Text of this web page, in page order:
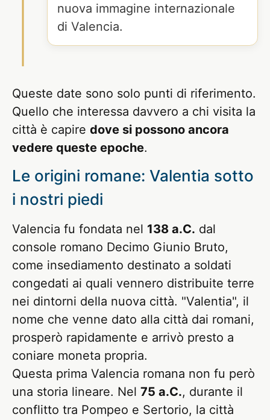
nuova immagine internazionale
di Valencia.
Queste date sono solo punti di riferimento.
Quello che interessa davvero a chi visita la
città è capire dove si possono ancora
vedere queste epoche.
Le origini romane: Valentia sotto
i nostri piedi
Valencia fu fondata nel 138 a.C. dal
console romano Decimo Giunio Bruto,
come insediamento destinato a soldati
congedati ai quali vennero distribuite terre
nei dintorni della nuova città. "Valentia", il
nome che venne dato alla città dai romani,
prosperò rapidamente e arrivò presto a
coniare moneta propria.
Questa prima Valencia romana non fu però
una storia lineare. Nel 75 a.C., durante il
conflitto tra Pompeo e Sertorio, la città